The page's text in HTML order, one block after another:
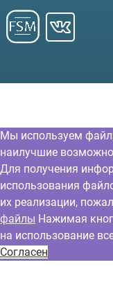
Мы используем
наилучшие
Для получения
использования
их реализации,
файлы Нажимая
на использование
Согласен